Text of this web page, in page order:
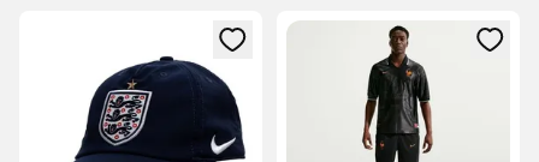
Ανοίγει ένα Modal για να συνδεθείτε ή να εγγραφείτε ως
Ανοίγει ένα Modal για να